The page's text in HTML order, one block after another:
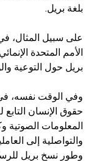
بلغة بريل.
على سبيل المثال،
بريل حول التوعية
وفي الوقت نفسه، في
حقوق الإنسان التابع
المعلومات الصوتية
والتواصلية إلى
وطور نسخ بريل